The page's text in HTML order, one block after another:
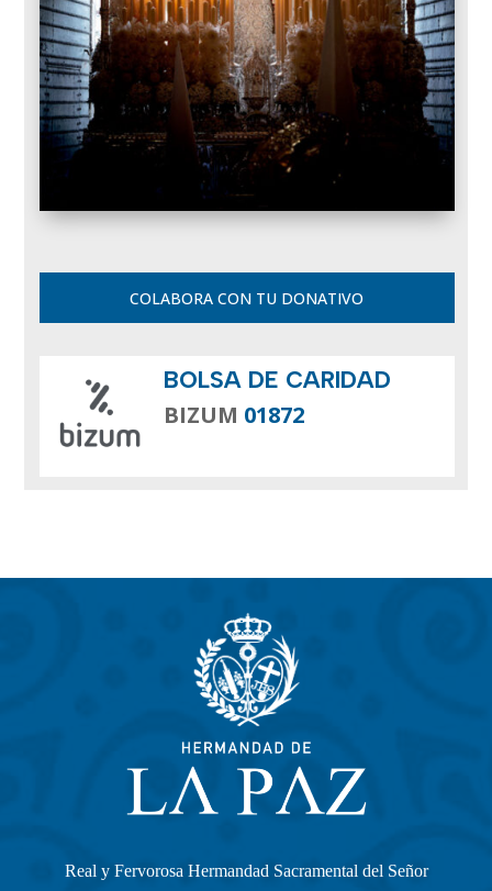
COLABORA CON TU DONATIVO
BOLSA DE CARIDAD
BIZUM 01872
Real y Fervorosa Hermandad Sacramental del Señor